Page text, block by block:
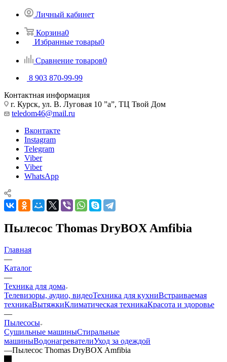
Личный кабинет
Корзина0
Избранные товары0
Сравнение товаров0
8 903 870-99-99
Контактная информация
г. Курск, ул. В. Луговая 10 ”а”, ТЦ Твой Дом
teledom46@mail.ru
Вконтакте
Instagram
Telegram
Viber
Viber
WhatsApp
Пылесос Thomas DryBOX Amfibia
Главная
—
Каталог
—
Техника для дома
Телевизоры, аудио, видеоТехника для кухниВстраиваемая
техникаВытяжкиКлиматическая техникаКрасота и здоровье
—
Пылесосы
Сушильные машиныСтиральные
машиныВодонагревателиУход за одеждой
—Пылесос Thomas DryBOX Amfibia